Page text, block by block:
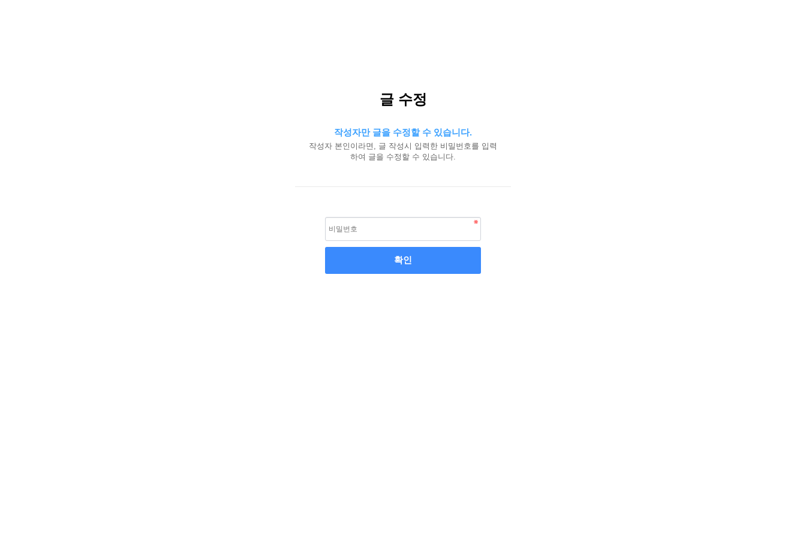
글 수정
작성자만 글을 수정할 수 있습니다.
작성자 본인이라면, 글 작성시 입력한 비밀번호를 입력
하여 글을 수정할 수 있습니다.